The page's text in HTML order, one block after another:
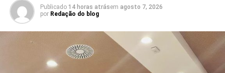
Mãe Su de Nanã (SP)
Renato Fonseca (PE)
Publicado 14 horas atrásem agosto 7, 2026
por Redação do blog